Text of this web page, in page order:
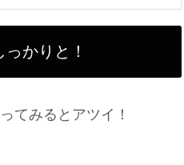
かりと！
てみるとアツイ！